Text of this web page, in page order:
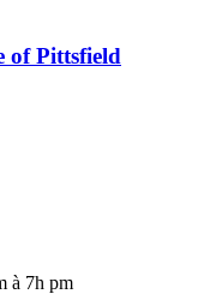
of Pittsfield
à 7h pm